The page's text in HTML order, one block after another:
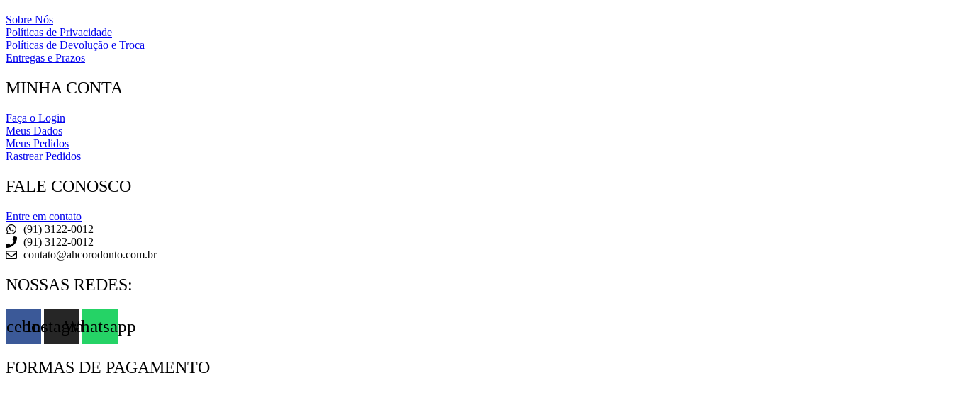
Sobre Nós
Políticas de Privacidade
Políticas de Devolução e Troca
Entregas e Prazos
MINHA CONTA
Faça o Login
Meus Dados
Meus Pedidos
Rastrear Pedidos
FALE CONOSCO
Entre em contato
(91) 3122-0012
(91) 3122-0012
contato@ahcorodonto.com.br
NOSSAS REDES:
InstagramWhatsapp
FORMAS DE PAGAMENTO